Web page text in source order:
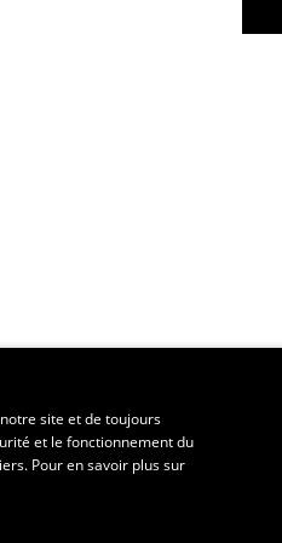
site et de toujours
et le fonctionnement du
Pour en savoir plus sur